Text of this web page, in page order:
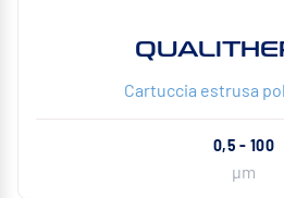
Cartuccia estrusa
0,5 - 100
µm